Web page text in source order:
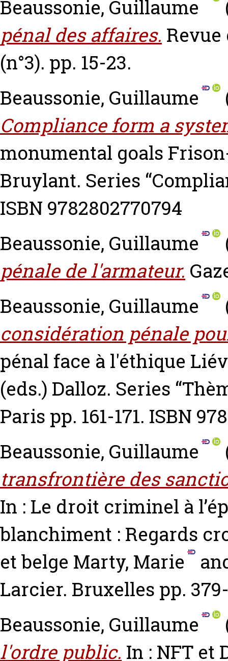
Beaussonie, Guillaume
pénal des affaires.
(n°3). pp. 15-23.
Beaussonie, Guillaume
Compliance form a
monumental goals
Bruylant. Series
ISBN 9782802770794
Beaussonie, Guillaume
pénale de l'armateur.
Beaussonie, Guillaume
considération pénale
pénal face à l'éthique
(eds.) Dalloz. Series
Paris pp. 161-171. ISBN
Beaussonie, Guillaume
transfrontière des
In : Le droit criminel à
blanchiment : Regards
et belge Marty, Marie
Larcier. Bruxelles pp.
Beaussonie, Guillaume
l'ordre public. In : NFT et